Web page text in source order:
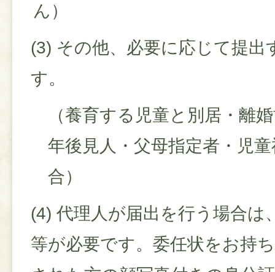
ん）
(3) その他、必要に応じて提出
す。
（養育する児童と別居・離
年後見人・父母指定者・児
合）
(4) 代理人が届出を行う場合は
等が必要です。委任状をお持